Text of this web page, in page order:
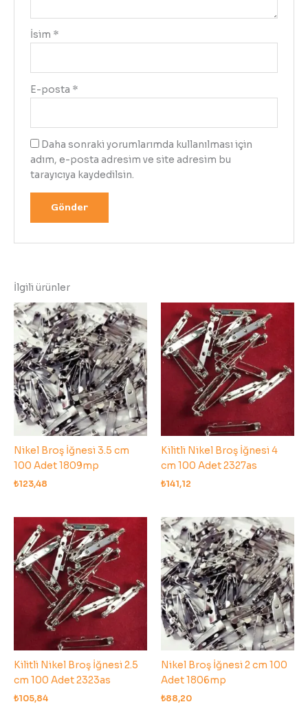
İsim *
E-posta *
Daha sonraki yorumlarımda kullanılması için
adım, e-posta adresim ve site adresim bu
tarayıcıya kaydedilsin.
İlgili ürünler
Nikel Broş İğnesi 3.5 cm
100 Adet 1809mp
₺123,48
Kilitli Nikel Broş İğnesi 4
cm 100 Adet 2327as
₺141,12
Kilitli Nikel Broş İğnesi 2.5
cm 100 Adet 2323as
₺105,84
Nikel Broş İğnesi 2 cm 100
Adet 1806mp
₺88,20